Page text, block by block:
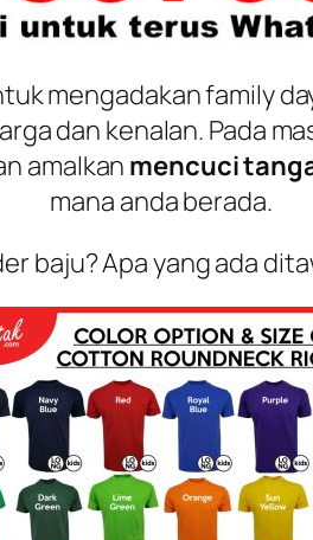
mengadakanfamily
dan kenalan. Pada
amalkan mencuci
mana anda berada.
baju? Apa yang ada